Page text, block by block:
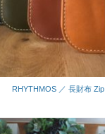
RHYTHMOS ／ 長財布 Zip